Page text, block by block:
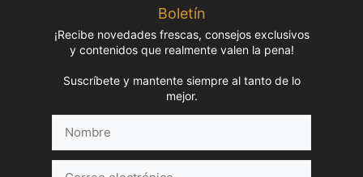
Boletín
¡Recibe novedades frescas, consejos exclusivos
y contenidos que realmente valen la pena!
Suscríbete y mantente siempre al tanto de lo
mejor.